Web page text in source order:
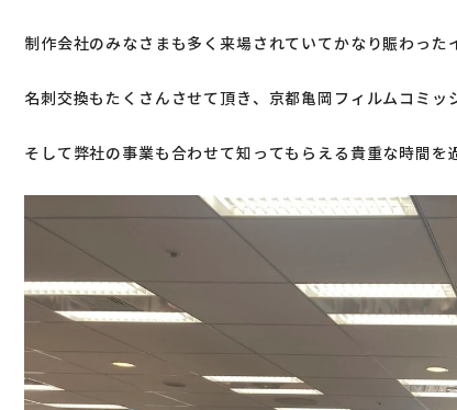
制作会社のみなさまも多く来場されていてかなり賑わった
名刺交換もたくさんさせて頂き、京都亀岡フィルムコミッ
そして弊社の事業も合わせて知ってもらえる貴重な時間を